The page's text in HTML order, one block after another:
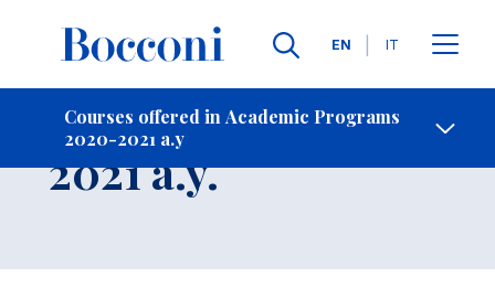
Languages
EN IT
Courses offered in Academic Programs
2020-2021 a.y
Contact Us
Course 2020-
2021 a.y.